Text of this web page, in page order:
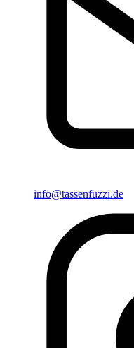
info@tassenfuzzi.de